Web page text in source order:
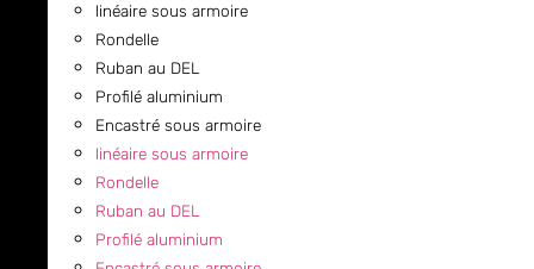
linéaire sous armoire
Rondelle
Ruban au DEL
Profilé aluminium
Encastré sous armoire
linéaire sous armoire
Rondelle
Ruban au DEL
Profilé aluminium